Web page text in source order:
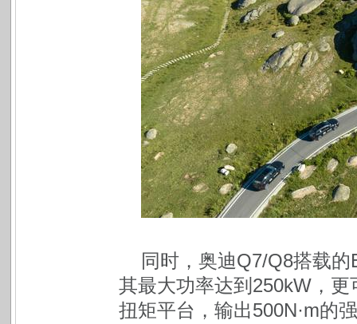
同时，奥迪Q7/Q8搭载
其最大功率达到250kW，
扭矩平台，输出500N·m的